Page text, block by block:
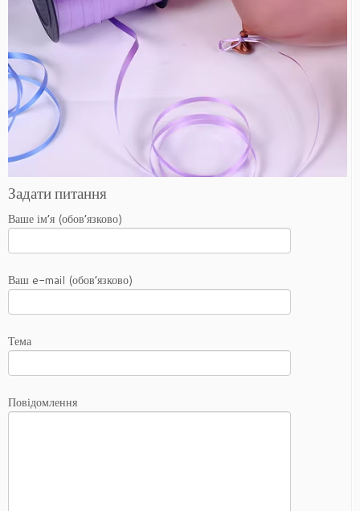
Задати питання
Ваше ім’я (обов’язково)
Ваш e-mail (обов’язково)
Тема
Повідомлення